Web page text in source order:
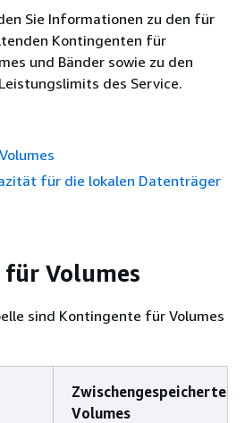
Sie Informationen zu den für
Kontingenten für
und Bänder sowie zu den
des Service.
für die lokalen Datenträger
Volumes
sind Kontingente für Volumes
Zwischengespeicherte
Volumes